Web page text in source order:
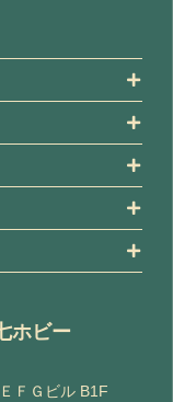
ホビー
ＦＧビル B1F